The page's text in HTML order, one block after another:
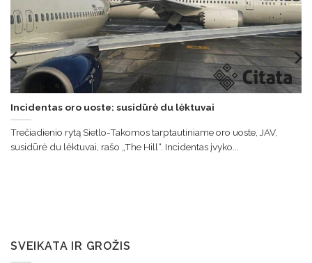
Incidentas oro uoste: susidūrė du lėktuvai
Trečiadienio rytą Sietlo-Takomos tarptautiniame oro uoste, JAV,
susidūrė du lėktuvai, rašo „The Hill“. Incidentas įvyko...
SVEIKATA IR GROŽIS